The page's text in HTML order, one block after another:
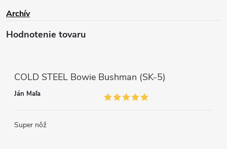
Archív
Hodnotenie tovaru
COLD STEEL Bowie Bushman (SK-5)
Ján Maľa
Super nôž